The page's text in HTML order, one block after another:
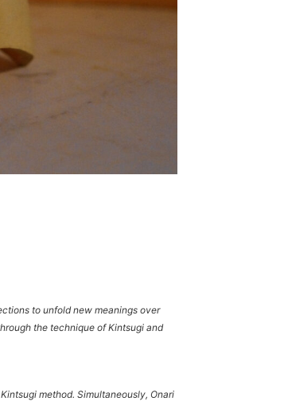
to unfold new meanings over
the technique of Kintsugi and
method. Simultaneously, Onari